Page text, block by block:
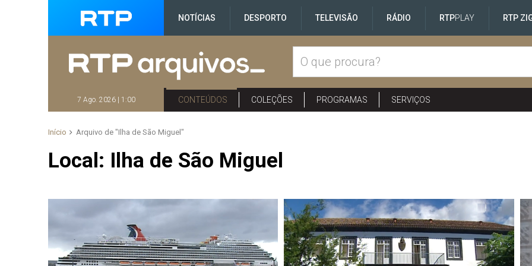
NOTÍCIAS DESPORTO TELEVISÃO RÁDIO RTPPLAY RTP
7 Ago. 2026 | 1:00 CONTEÚDOS COLEÇÕES PROGRAMAS SERVIÇOS
Início Arquivo de "Ilha de São Miguel"
Local: Ilha de São Miguel